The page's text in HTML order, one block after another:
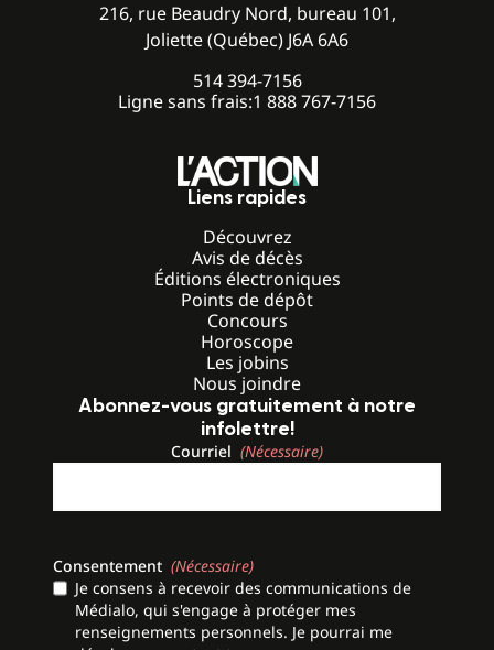
216, rue Beaudry Nord, bureau 101,
Joliette (Québec) J6A 6A6
514 394-7156
Ligne sans frais:1 888 767-7156
Liens rapides
Découvrez
Avis de décès
Éditions électroniques
Points de dépôt
Concours
Horoscope
Les jobins
Nous joindre
Abonnez-vous gratuitement à notre
infolettre!
Courriel (Nécessaire)
Consentement (Nécessaire)
Je consens à recevoir des communications de
Médialo, qui s'engage à protéger mes
renseignements personnels. Je pourrai me